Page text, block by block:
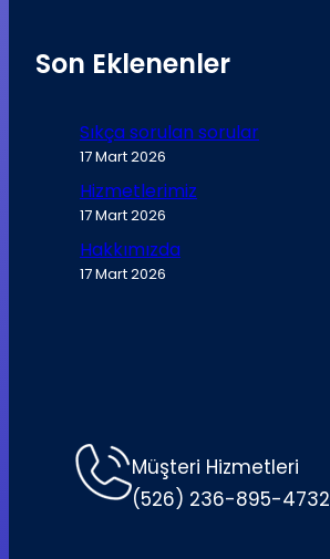
Son Eklenenler
Sıkça sorulan sorular
17 Mart 2026
Hizmetlerimiz
17 Mart 2026
Hakkımızda
17 Mart 2026
Müşteri Hizmetleri
(526) 236-895-4732